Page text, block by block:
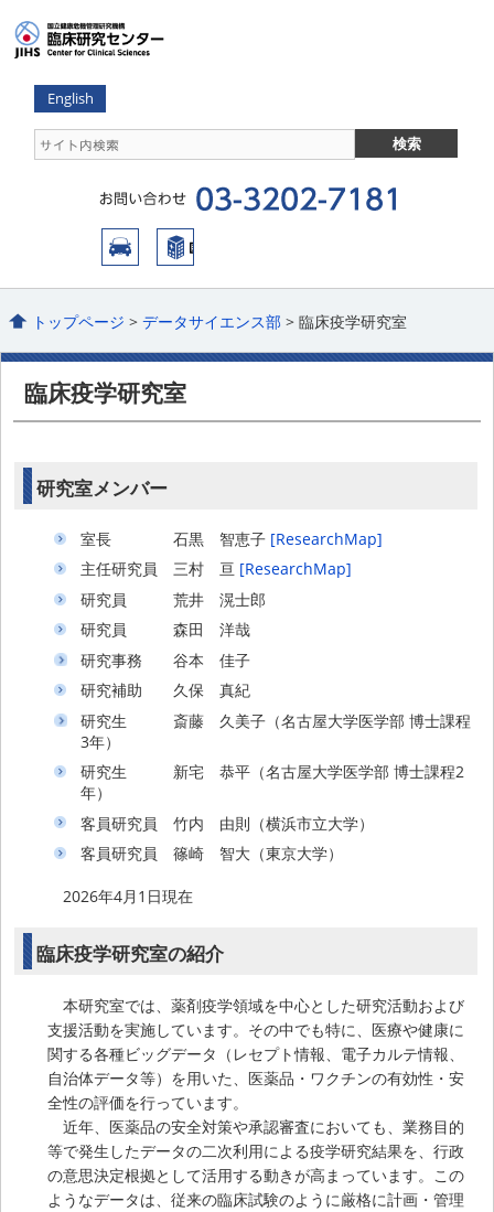
English
トップページ >データサイエンス部 > 臨床疫学研究室
臨床疫学研究室
研究室メンバー
室長 石黒 智恵子 [ResearchMap]
主任研究員 三村 亘 [ResearchMap]
研究員 荒井 滉士郎
研究員 森田 洋哉
研究事務 谷本 佳子
研究補助 久保 真紀
研究生 斎藤 久美子（名古屋大学医学部 博士課程
3年）
研究生 新宅 恭平（名古屋大学医学部 博士課程2
年）
客員研究員 竹内 由則（横浜市立大学）
客員研究員 篠崎 智大（東京大学）
2026年4月1日現在
臨床疫学研究室の紹介
本研究室では、薬剤疫学領域を中心とした研究活動および
支援活動を実施しています。その中でも特に、医療や健康に
関する各種ビッグデータ（レセプト情報、電子カルテ情報、
自治体データ等）を用いた、医薬品・ワクチンの有効性・安
全性の評価を行っています。
近年、医薬品の安全対策や承認審査においても、業務目的
等で発生したデータの二次利用による疫学研究結果を、行政
の意思決定根拠として活用する動きが高まっています。この
ようなデータは、従来の臨床試験のように厳格に計画・管理